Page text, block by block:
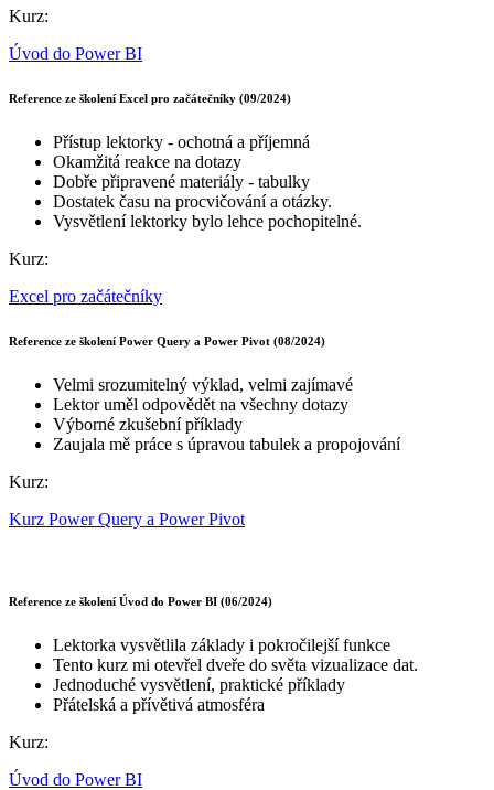
Kurz:
Úvod do Power BI
Reference ze školení Excel pro začátečníky (09/2024)
Přístup lektorky - ochotná a příjemná
Okamžitá reakce na dotazy
Dobře připravené materiály - tabulky
Dostatek času na procvičování a otázky.
Vysvětlení lektorky bylo lehce pochopitelné.
Kurz:
Excel pro začátečníky
Reference ze školení Power Query a Power Pivot (08/2024)
Velmi srozumitelný výklad, velmi zajímavé
Lektor uměl odpovědět na všechny dotazy
Výborné zkušební příklady
Zaujala mě práce s úpravou tabulek a propojování
Kurz:
Kurz Power Query a Power Pivot
Reference ze školení Úvod do Power BI (06/2024)
Lektorka vysvětlila základy i pokročilejší funkce
Tento kurz mi otevřel dveře do světa vizualizace dat.
Jednoduché vysvětlení, praktické příklady
Přátelská a přívětivá atmosféra
Kurz:
Úvod do Power BI